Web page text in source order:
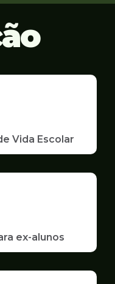
Vida Escolar
ex-alunos